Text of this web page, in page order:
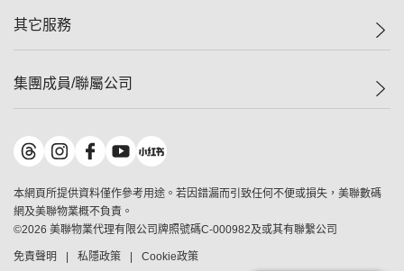
美聯豪宅
獨家樓盤
租盤
查詢熱線
按揭計算機
負擔能力計算機
轉按計算機
繳款方式
樓價指數
歷史成交
屋苑成交排行榜
地區百科
其它服務
屋苑專頁
美聯精英會
美善會
地產代理管理協會
申報已遞交的購樓意向登記
集團成員/聯屬公司
美聯物業
鋑聯控股*
美聯工商舖*
美聯中國
美聯澳門
美聯金融集團
本網頁所提供資料僅作參考用途。若因錯漏而引致任何不便或損失，美聯數碼
網及美聯物業概不負責。
©2026 美聯物業代理有限公司牌照號碼C-000982及或其有聯繫公司
免責聲明 私隱政策 Cookie政策